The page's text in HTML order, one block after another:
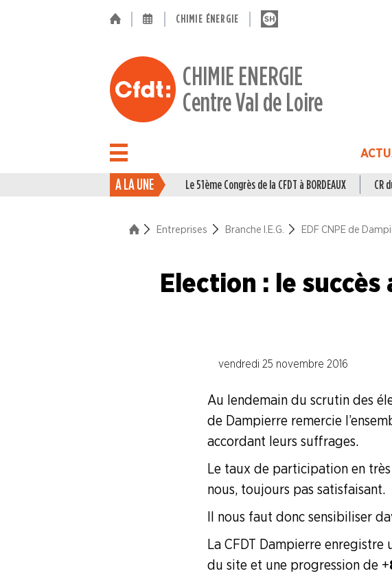
CHIMIE ÉNERGIE
CHIMIE ENERGIE
Centre Val de Loire
ACTUALITÉ
ENTREPRISES
Branche Chimie
EDF CNPE de Chinon
EDF CNPE de Dampierre en Burly
EDF CNPE de Saint Laurent des Eaux
Branche Papier Carton
Branche Pétrole
A LA UNE Le 51ème Congrès de la CFDT à BORDEAUX CR
Entreprises Branche I.E.G. EDF CNPE de
Election : le
vendredi 25 novembre 2016
Au lendemain du scrutin des
de Dampierre remercie
accordant leurs suffrages.
Le taux de participation en très
nous, toujours pas satisfaisant.
Il nous faut donc sensibiliser
La CFDT Dampierre enregistre
du site et une progression de +